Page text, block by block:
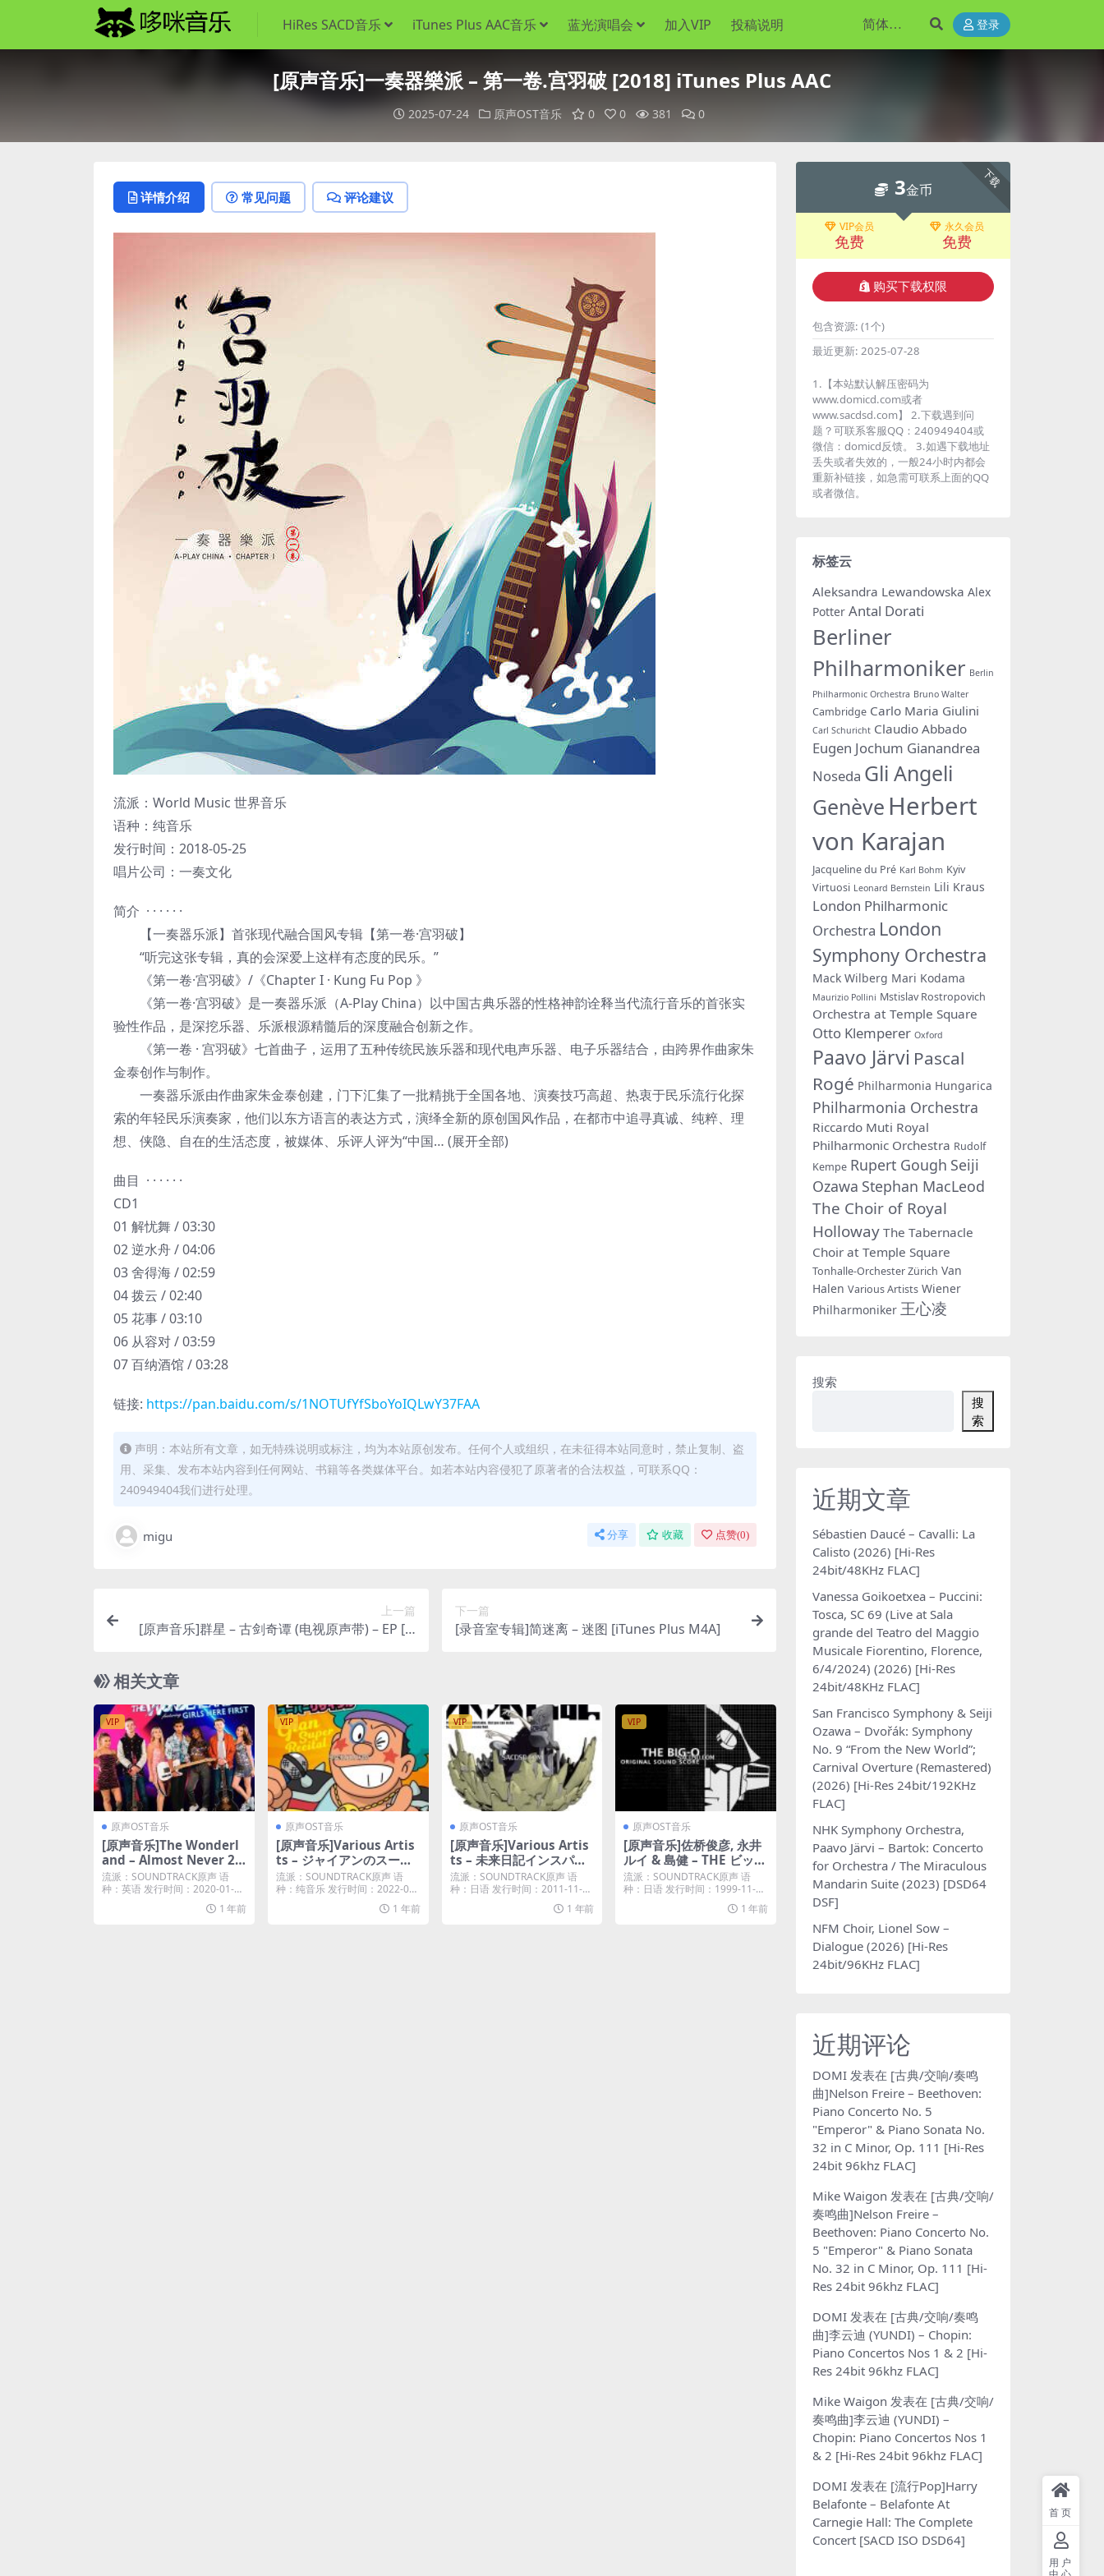
HiRes SACD音乐 iTunes Plus AAC音乐 蓝光演唱会 加入VIP 投稿说明 登录
[原声音乐]一奏器樂派 – 第一卷.宫羽破 [2018] iTunes Plus AAC
2025-07-24 原声OST音乐 0 0 381 0
详情介绍 常见问题 评论建议
流派：World Music 世界音乐
语种：纯音乐
发行时间：2018-05-25
唱片公司：一奏文化
简介 · · · · · ·
【一奏器乐派】首张现代融合国风专辑【第一卷·宫羽破】
“听完这张专辑，真的会深爱上这样有态度的民乐。”
《第一卷·宫羽破》/《Chapter I · Kung Fu Pop 》
《第一卷·宫羽破》是一奏器乐派（A-Play China）以中国古典乐器的性格神韵诠释当代流行音乐的首张实
验性作品，是深挖乐器、乐派根源精髓后的深度融合创新之作。
《第一卷 · 宫羽破》七首曲子，运用了五种传统民族乐器和现代电声乐器、电子乐器结合，由跨界作曲家朱
金泰创作与制作。
一奏器乐派由作曲家朱金泰创建，门下汇集了一批精挑于全国各地、演奏技巧高超、热衷于民乐流行化探
索的年轻民乐演奏家，他们以东方语言的表达方式，演绎全新的原创国风作品，在都市中追寻真诚、纯粹、理
想、侠隐、自在的生活态度，被媒体、乐评人评为“中国… (展开全部)
曲目 · · · · · ·
CD1
01 解忧舞 / 03:30
02 逆水舟 / 04:06
03 舍得海 / 02:59
04 拨云 / 02:40
05 花事 / 03:10
06 从容对 / 03:59
07 百纳酒馆 / 03:28
链接: https://pan.baidu.com/s/1NOTUfYfSboYoIQLwY37FAA
声明：本站所有文章，如无特殊说明或标注，均为本站原创发布。任何个人或组织，在未征得本站同意时，禁止复制、盗
用、采集、发布本站内容到任何网站、书籍等各类媒体平台。如若本站内容侵犯了原著者的合法权益，可联系QQ：
240949404我们进行处理。
migu 分享 收藏 点赞(0)
上一篇
[原声音乐]群星 – 古剑奇谭 (电视原声带) – EP [iT
下一篇
[录音室专辑]简迷离 – 迷图 [iTunes Plus M4A]
相关文章
VIP
原声OST音乐
[原声音乐]The Wonderl
and – Almost Never 2
(Music from “Almost N
ever” Season 2) [feat.
Girls Here First] [iTune
流派：SOUNDTRACK原声 语
种：英语 发行时间：2020-01-03
1 年前
VIP
原声OST音乐
[原声音乐]Various Artis
ts – ジャイアンのスーパ
ーリサイタル [iTunes Pl
us M4A]
流派：SOUNDTRACK原声 语
种：纯音乐 发行时间：2022-08-
1 年前
VIP
原声OST音乐
[原声音乐]Various Artis
ts – 未来日記インスパイ
アードアルバム Vol.1 ~因
果律ノイズ~ [iTunes Plu
流派：SOUNDTRACK原声 语
种：日语 发行时间：2011-11-23
1 年前
VIP
原声OST音乐
[原声音乐]佐桥俊彦, 永井
ルイ & 島健 – THE ビッグ
オー オリジナルサウンド
スコア [iTunes Plus AAC
流派：SOUNDTRACK原声 语
种：日语 发行时间：1999-11-20
1 年前
下载
3金币
VIP会员
免费
永久会员
免费
购买下载权限
包含资源: (1个)
最近更新: 2025-07-28
1.【本站默认解压密码为
www.domicd.com或者
www.sacdsd.com】 2.下载遇到问
题？可联系客服QQ：240949404或
微信：domicd反馈。 3.如遇下载地址
丢失或者失效的，一般24小时内都会
重新补链接，如急需可联系上面的QQ
或者微信。
标签云
Aleksandra Lewandowska Alex
Potter Antal Dorati
Berliner
Philharmoniker Berlin
Philharmonic Orchestra Bruno Walter
Cambridge Carlo Maria Giulini
Carl Schuricht Claudio Abbado
Eugen Jochum Gianandrea
Noseda Gli Angeli
Genève Herbert
von Karajan
Jacqueline du Pré Karl Bohm Kyiv
Virtuosi Leonard Bernstein Lili Kraus
London Philharmonic
Orchestra London
Symphony Orchestra
Mack Wilberg Mari Kodama
Maurizio Pollini Mstislav Rostropovich
Orchestra at Temple Square
Otto Klemperer Oxford
Paavo Järvi Pascal
Rogé Philharmonia Hungarica
Philharmonia Orchestra
Riccardo Muti Royal
Philharmonic Orchestra Rudolf
Kempe Rupert Gough Seiji
Ozawa Stephan MacLeod
The Choir of Royal
Holloway The Tabernacle
Choir at Temple Square
Tonhalle-Orchester Zürich Van
Halen Various Artists Wiener
Philharmoniker 王心凌
搜索
搜
索
近期文章
Sébastien Daucé – Cavalli: La
Calisto (2026) [Hi-Res
24bit/48KHz FLAC]
Vanessa Goikoetxea – Puccini:
Tosca, SC 69 (Live at Sala
grande del Teatro del Maggio
Musicale Fiorentino, Florence,
6/4/2024) (2026) [Hi-Res
24bit/48KHz FLAC]
San Francisco Symphony & Seiji
Ozawa – Dvořák: Symphony
No. 9 “From the New World”;
Carnival Overture (Remastered)
(2026) [Hi-Res 24bit/192KHz
FLAC]
NHK Symphony Orchestra,
Paavo Järvi – Bartok: Concerto
for Orchestra / The Miraculous
Mandarin Suite (2023) [DSD64
DSF]
NFM Choir, Lionel Sow –
Dialogue (2026) [Hi-Res
24bit/96KHz FLAC]
近期评论
DOMI 发表在 [古典/交响/奏鸣
曲]Nelson Freire – Beethoven:
Piano Concerto No. 5
"Emperor" & Piano Sonata No.
32 in C Minor, Op. 111 [Hi-Res
24bit 96khz FLAC]
Mike Waigon 发表在 [古典/交响/
奏鸣曲]Nelson Freire –
Beethoven: Piano Concerto No.
5 "Emperor" & Piano Sonata
No. 32 in C Minor, Op. 111 [Hi-
Res 24bit 96khz FLAC]
DOMI 发表在 [古典/交响/奏鸣
曲]李云迪 (YUNDI) – Chopin:
Piano Concertos Nos 1 & 2 [Hi-
Res 24bit 96khz FLAC]
Mike Waigon 发表在 [古典/交响/
奏鸣曲]李云迪 (YUNDI) –
Chopin: Piano Concertos Nos 1
& 2 [Hi-Res 24bit 96khz FLAC]
DOMI 发表在 [流行Pop]Harry
Belafonte – Belafonte At
Carnegie Hall: The Complete
Concert [SACD ISO DSD64]
首页
用户